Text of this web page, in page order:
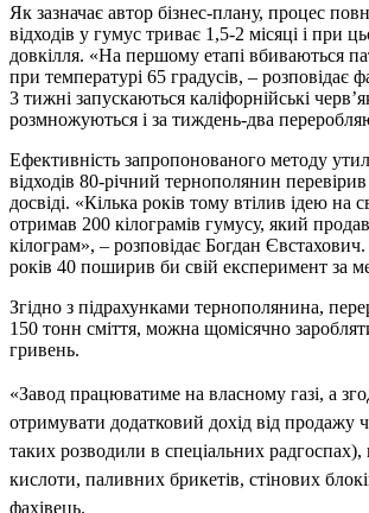
Як зазначає автор бізнес-плану, процес
відходів у гумус триває 1,5-2 місяці і при
довкілля. «На першому етапі вбиваються
при температурі 65 градусів, – розповідає
3 тижні запускаються каліфорнійські
розмножуються і за тиждень-два
Ефективність запропонованого методу
відходів 80-річний тернополянин
досвіді. «Кілька років тому втілив ідею на
отримав 200 кілограмів гумусу, який
кілограм», – розповідає Богдан
років 40 поширив би свій експеримент за
Згідно з підрахунками тернополянина,
150 тонн сміття, можна щомісячно
гривень.
«Завод працюватиме на власному газі, а
отримувати додатковий дохід від продажу
таких розводили в спеціальних
кислоти, паливних брикетів, стінових
фахівець.